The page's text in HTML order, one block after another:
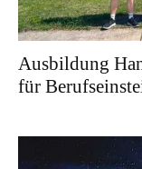
Ausbildung
für